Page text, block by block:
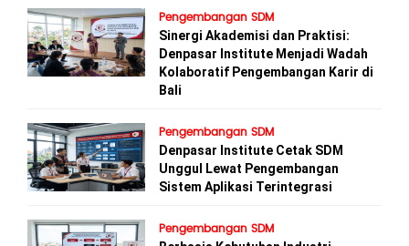
Pengembangan SDM
Sinergi Akademisi dan Praktisi:
Denpasar Institute Menjadi Wadah
Kolaboratif Pengembangan Karir di
Bali
Pengembangan SDM
Denpasar Institute Cetak SDM
Unggul Lewat Pengembangan
Sistem Aplikasi Terintegrasi
Pengembangan SDM